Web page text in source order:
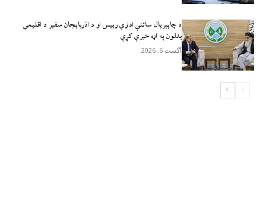
د چاپېریال ساتنې ادارې رییس او د اذربایجان سفیر د اقلیمي
بدلون په اړه خبرې کړې
آگست 6, 2026